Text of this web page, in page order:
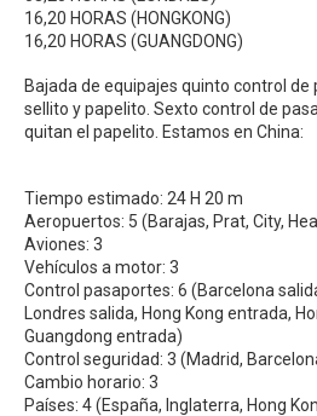
16,20 HORAS (HONGKONG)
16,20 HORAS (GUANGDONG)
Bajada de equipajes quinto control de
sellito y papelito. Sexto control de
quitan el papelito. Estamos en China:
Tiempo estimado: 24 H 20 m
Aeropuertos: 5 (Barajas, Prat, City,
Aviones: 3
Vehículos a motor: 3
Control pasaportes: 6 (Barcelona
Londres salida, Hong Kong entrada,
Guangdong entrada)
Control seguridad: 3 (Madrid,
Cambio horario: 3
Países: 4 (España, Inglaterra, Hong